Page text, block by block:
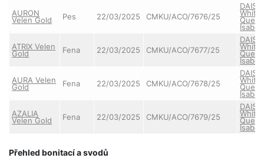
AURON
Velen Gold Pes 22/03/2025 CMKU/ACO/7676/25
DAISY
White
Isabell
ATRIX Velen
Gold Fena 22/03/2025 CMKU/ACO/7677/25
DAISY
White
Isabell
AURA Velen
Gold Fena 22/03/2025 CMKU/ACO/7678/25
DAISY
White
Isabell
AZALIA
Velen Gold Fena 22/03/2025 CMKU/ACO/7679/25
DAISY
White
Isabell
Přehled bonitací a svodů